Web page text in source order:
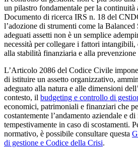
un pilastro fondamentale per la continuità
Documento di ricerca IRS n. 18 del
l’adozione di strumenti come la
adeguati assetti non è un semplice
necessità per collegare i fattori
alla stabilità finanziaria e alla
L’Articolo 2086 del Codice Civile
di istituire un assetto organizzativo,
adeguato alla natura e alle dimensioni
contesto, il budgeting e controllo di
economici, patrimoniali e finanziari che
costantemente l’andamento aziendale e
tempestivamente in caso di scostamenti.
normativo, è possibile consultare questa
di gestione e Codice della Crisi.